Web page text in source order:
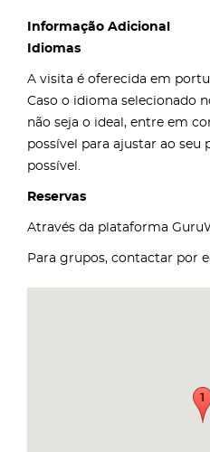
Informação Adicional
Idiomas
A visita é oferecida em
Caso o idioma selecionado
não seja o ideal, entre em
possível para ajustar ao seu
possível.
Reservas
Através da plataforma
Para grupos, contactar por